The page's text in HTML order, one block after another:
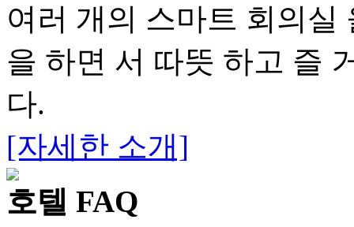
여러 개의 스마트 회의실
을 하면 서 따뜻 하고 즐
다.
[자세한 소개]
호텔 FAQ